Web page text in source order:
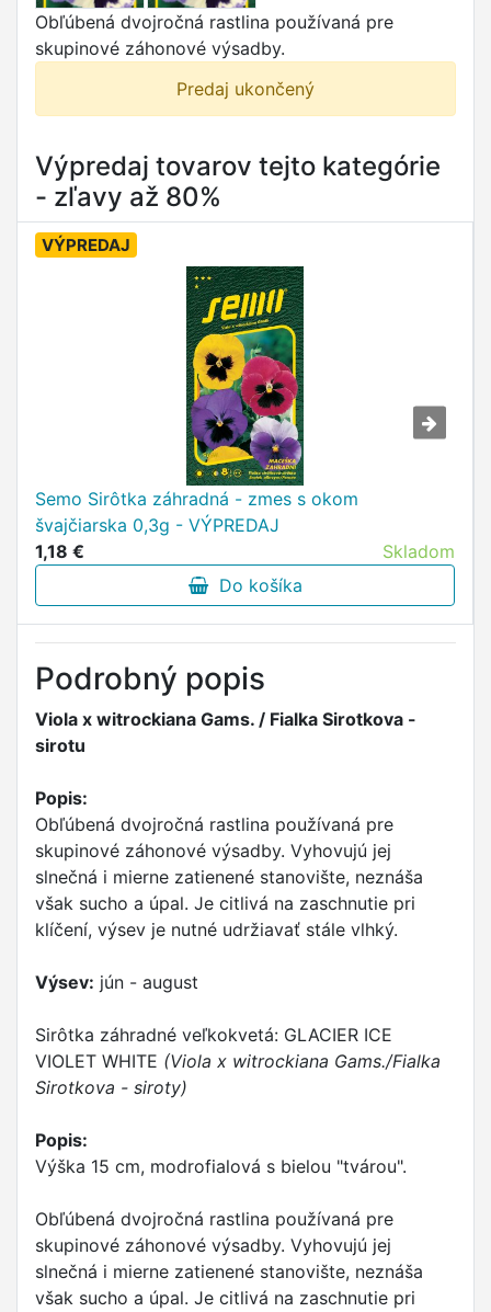
Obľúbená dvojročná rastlina používaná pre
skupinové záhonové výsadby.
Predaj ukončený
Výpredaj tovarov tejto kategórie
- zľavy až 80%
VÝPREDAJ
Semo Sirôtka záhradná - zmes s okom
švajčiarska 0,3g - VÝPREDAJ
1,18 €
Skladom
Do košíka
Podrobný popis
Viola x witrockiana Gams. / Fialka Sirotkova -
sirotu
Popis:
Obľúbená dvojročná rastlina používaná pre
skupinové záhonové výsadby. Vyhovujú jej
slnečná i mierne zatienené stanovište, neznáša
však sucho a úpal. Je citlivá na zaschnutie pri
klíčení, výsev je nutné udržiavať stále vlhký.
Výsev: jún - august
Sirôtka záhradné veľkokvetá: GLACIER ICE
VIOLET WHITE (Viola x witrockiana Gams./Fialka
Sirotkova - siroty)
Popis:
Výška 15 cm, modrofialová s bielou "tvárou".
Obľúbená dvojročná rastlina používaná pre
skupinové záhonové výsadby. Vyhovujú jej
slnečná i mierne zatienené stanovište, neznáša
však sucho a úpal. Je citlivá na zaschnutie pri